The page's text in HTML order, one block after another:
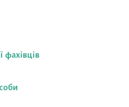
фахівців